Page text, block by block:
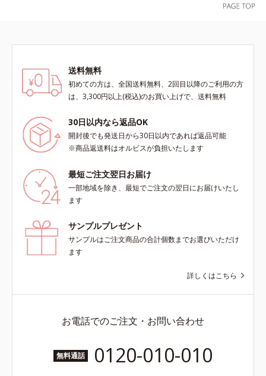
送料無料
初めての方は、全国送料無料、2回目以降のご利用の方
は、3,300円以上(税込)のお買い上げで、送料無料
30日以内なら返品OK
開封後でも発送日から30日以内であれば返品可能
※商品返送料はオルビスが負担いたします
最短ご注文翌日お届け
一部地域を除き、最短でご注文の翌日にお届けいたし
ます
サンプルプレゼント
サンプルはご注文商品の合計個数までお選びいただけ
ます
詳しくはこちら
お電話でのご注文・お問い合わせ
無料通話 0120-010-010